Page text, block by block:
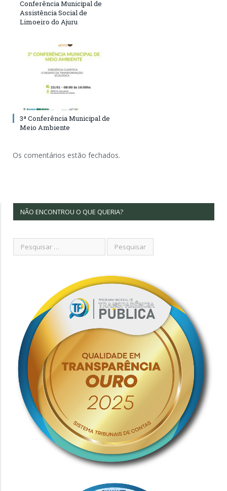
Conferência Municipal de
Assistência Social de
Limoeiro do Ajuru
3ª Conferência Municipal de
Meio Ambiente
Os comentários estão fechados.
NÃO ENCONTROU O QUE QUERIA?